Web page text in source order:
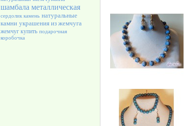
шамбала металлическая
сердолик камень натуральные
камни украшения из жемчуга
жемчуг купить подарочная
коробочка